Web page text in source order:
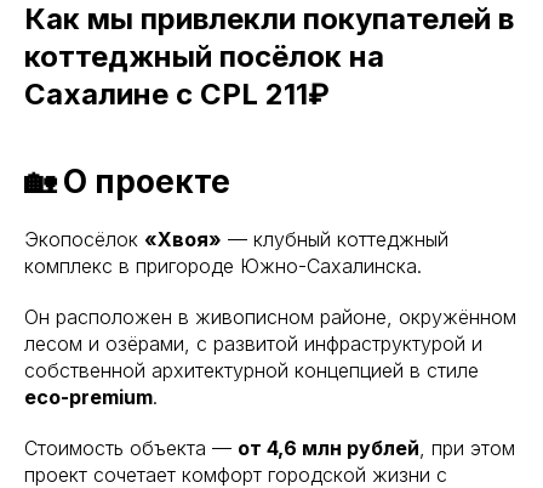
Как мы привлекли покупателей в
коттеджный посёлок на
Сахалине с CPL 211₽
🏡 О проекте
Экопосёлок «Хвоя» — клубный коттеджный
комплекс в пригороде Южно-Сахалинска.
Он расположен в живописном районе, окружённом
лесом и озёрами, с развитой инфраструктурой и
собственной архитектурной концепцией в стиле
eco-premium.
Стоимость объекта — от 4,6 млн рублей, при этом
проект сочетает комфорт городской жизни с